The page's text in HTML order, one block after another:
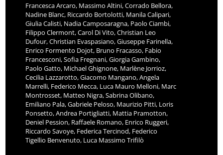
Francesca Arcaro, Massimo Altini, Corrado Bellora,
Nadine Blanc, Riccardo Bortolotti, Manila Calipari,
Giulia Calisti, Nadia Camposaragna, Paolo Ciambi,
Filippo Clermont, Carol Di Vito, Christian Leo
Dufour, Christian Evaspasiano, Giuseppe Farinella,
Enrico Formento Dojot, Bruno Fracasso, Fabio
Francesconi, Sofia Fregnani, Giorgia Gambino,
Paolo Gatto, Michael Ghignone, Marlène Jorrioz,
Cecilia Lazzarotto, Giacomo Mangano, Angela
Marrelli, Federico Mecca, Luca Mauro Melloni, Marc
Montrosset, Matteo Nigra, Sabrina Olibano,
Emiliano Pala, Gabriele Peloso, Maurizio Pitti, Loris
Ponsetto, Andrea Portigliatti, Mattia Pramotton,
Deniel Pession, Raffaele Romano, Enrico Ruggeri,
Riccardo Savoye, Federica Tercinod, Federico
Tigellio Benvenuto, Luca Massimo Trifilò